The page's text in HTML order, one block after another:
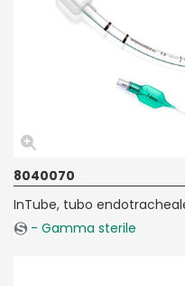
8040070
InTube, tubo
- Gamma sterile